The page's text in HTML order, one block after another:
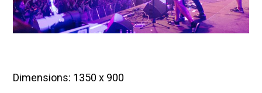
Dimensions: 1350 x 900